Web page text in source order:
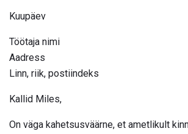
Kuupäev
Töötaja nimi
Aadress
Linn, riik, postiindeks
Kallid Miles,
On väga kahetsusväärne, et ametlikult